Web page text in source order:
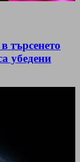
търсенето
убедени